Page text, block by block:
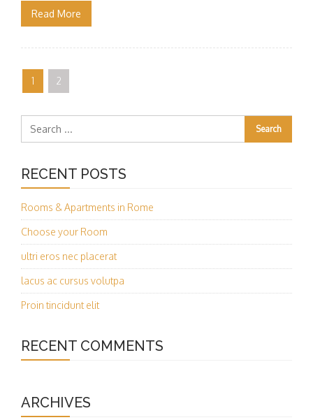
Read More
1 2
RECENT POSTS
Rooms & Apartments in Rome
Choose your Room
ultri eros nec placerat
lacus ac cursus volutpa
Proin tincidunt elit
RECENT COMMENTS
ARCHIVES